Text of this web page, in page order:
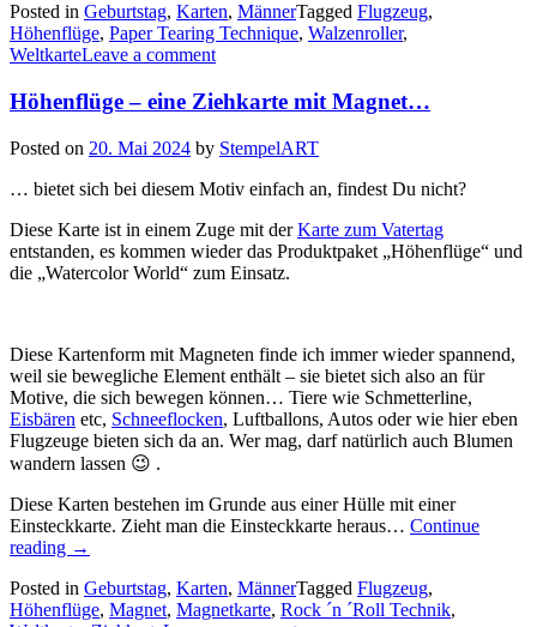
verschiedene
Hintergründe…“
Posted in Geburtstag, Karten, MännerTagged Flugzeug,
Höhenflüge, Paper Tearing Technique, Walzenroller,
WeltkarteLeave a comment
Höhenflüge – eine Ziehkarte mit Magnet…
Posted on 20. Mai 2024 by StempelART
… bietet sich bei diesem Motiv einfach an, findest Du nicht?
Diese Karte ist in einem Zuge mit derKarte zum Vatertag
entstanden, es kommen wieder das Produktpaket „Höhenflüge“ und
die „Watercolor World“ zum Einsatz.
Diese Kartenform mit Magneten finde ich immer wieder spannend,
weil sie bewegliche Element enthält – sie bietet sich also an für
Motive, die sich bewegen können… Tiere wie Schmetterline,
Eisbären etc, Schneeflocken, Luftballons, Autos oder wie hier eben
Flugzeuge bieten sich da an. Wer mag, darf natürlich auch Blumen
wandern lassen 😉 .
Diese Karten bestehen im Grunde aus einer Hülle mit einer
Einsteckkarte. Zieht man die Einsteckkarte heraus… Continue
reading „Höhenflüge
eine
Ziehkarte
→
Posted in Geburtstag, Karten, MännerTagged Flugzeug,
Höhenflüge, Magnet, Magnetkarte, Rock ´n ´Roll Technik,